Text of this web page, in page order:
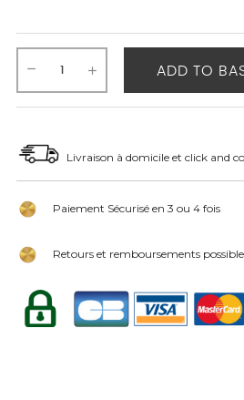
ADD TO
Livraison à domicile et click and
Paiement Sécurisé en 3 ou 4 fois
Retours et remboursements